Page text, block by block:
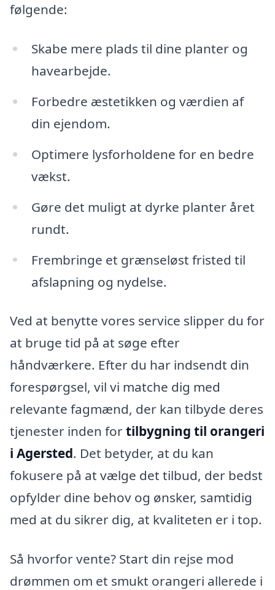
følgende:
Skabe mere plads til dine planter og
havearbejde.
Forbedre æstetikken og værdien af
din ejendom.
Optimere lysforholdene for en bedre
vækst.
Gøre det muligt at dyrke planter året
rundt.
Frembringe et grænseløst fristed til
afslapning og nydelse.
Ved at benytte vores service slipper du for
at bruge tid på at søge efter
håndværkere. Efter du har indsendt din
forespørgsel, vil vi matche dig med
relevante fagmænd, der kan tilbyde deres
tjenester inden fortilbygning til orangeri
i Agersted. Det betyder, at du kan
fokusere på at vælge det tilbud, der bedst
opfylder dine behov og ønsker, samtidig
med at du sikrer dig, at kvaliteten er i top.
Så hvorfor vente? Start din rejse mod
drømmen om et smukt orangeri allerede i